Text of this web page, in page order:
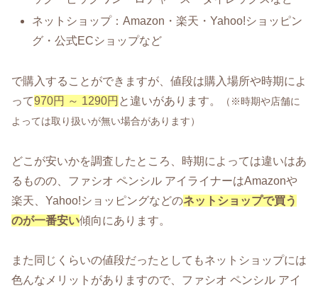
ネットショップ：Amazon・楽天・Yahoo!ショッピン
グ・公式ECショップなど
で購入することができますが、値段は購入場所や時期によ
って970円 ～ 1290円 と違いがあります。
（※時期や店舗に
よっては取り扱いが無い場合があります）
どこが安いかを調査したところ、時期によっては違いはあ
るものの、ファシオ ペンシル アイライナーはAmazonや
楽天、Yahoo!ショッピングなどのネットショップで買う
のが一番安い傾向にあります。
また同じくらいの値段だったとしてもネットショップには
色んなメリットがありますので、ファシオ ペンシル アイ